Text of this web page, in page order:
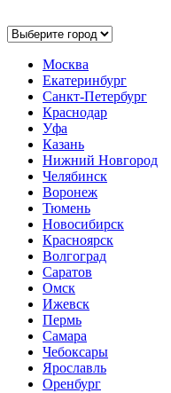
Москва
Екатеринбург
Санкт-Петербург
Краснодар
Уфа
Казань
Нижний Новгород
Челябинск
Воронеж
Тюмень
Новосибирск
Красноярск
Волгоград
Саратов
Омск
Ижевск
Пермь
Самара
Чебоксары
Ярославль
Оренбург